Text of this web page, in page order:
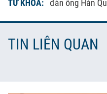
TỪ KHÓA: đàn ông Hàn
TIN LIÊN QUAN